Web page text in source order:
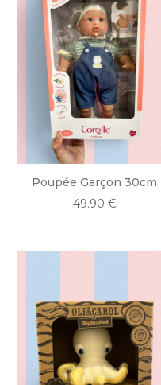
Poupée Garçon 30cm
49.90 €